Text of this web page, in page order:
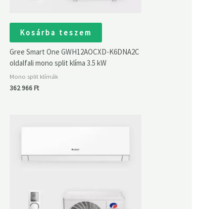
Kosárba teszem
Gree Smart One GWH12AOCXD-K6DNA2C
oldalfali mono split klíma 3.5 kW
Mono split klímák
362 966Ft